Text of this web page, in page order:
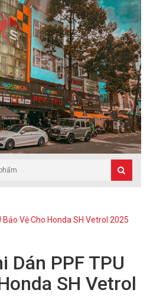
Bảo Vệ Cho Honda SH Vetrol 2025
Dán PPF TPU
SH Vetrol